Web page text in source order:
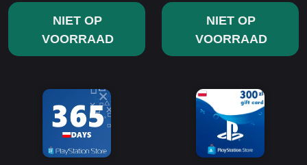
NIET OP
VOORRAAD
NIET OP
VOORRAAD